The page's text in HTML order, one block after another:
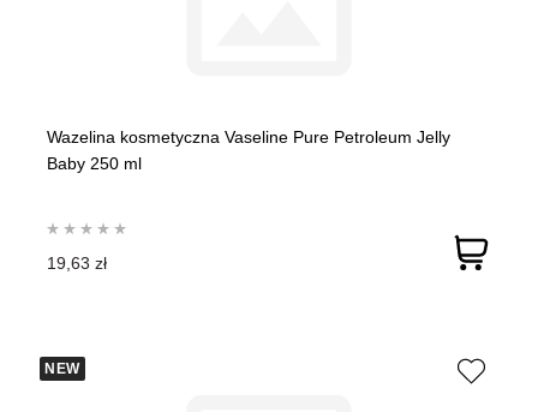
Wazelina kosmetyczna Vaseline Pure Petroleum Jelly
Baby 250 ml
19,63 zł
NEW